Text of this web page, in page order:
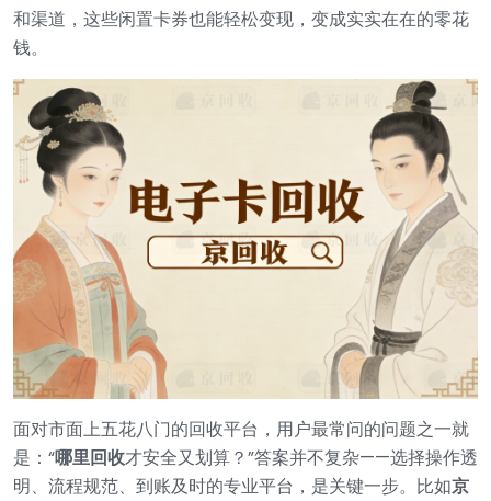
和渠道，这些闲置卡券也能轻松变现，变成实实在在的零花
钱。
面对市面上五花八门的回收平台，用户最常问的问题之一就
是：“哪里回收才安全又划算？”答案并不复杂——选择操作透
明、流程规范、到账及时的专业平台，是关键一步。比如京